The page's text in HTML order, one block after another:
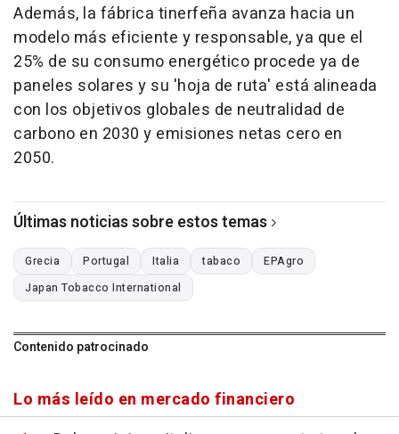
Además, la fábrica tinerfeña avanza hacia un
modelo más eficiente y responsable, ya que el
25% de su consumo energético procede ya de
paneles solares y su 'hoja de ruta' está alineada
con los objetivos globales de neutralidad de
carbono en 2030 y emisiones netas cero en
2050.
Últimas noticias sobre estos temas
Grecia Portugal Italia tabaco
EPAgro
Japan Tobacco International
Contenido patrocinado
Lo más leído en mercado financiero